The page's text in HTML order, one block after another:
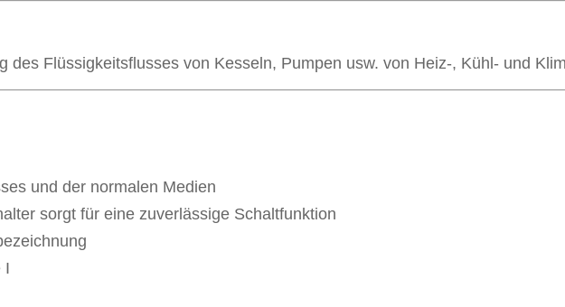
des Flüssigkeitsflusses von Kesseln, Pumpen usw. von Heiz-, Kühl- und
und der normalen Medien
sorgt für eine zuverlässige Schaltfunktion
I